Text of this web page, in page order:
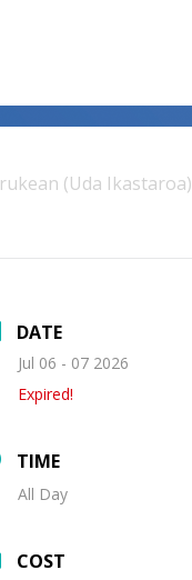
(Uda Ikastaroa)
DATE
Jul 06 - 07 2026
Expired!
TIME
All Day
COST